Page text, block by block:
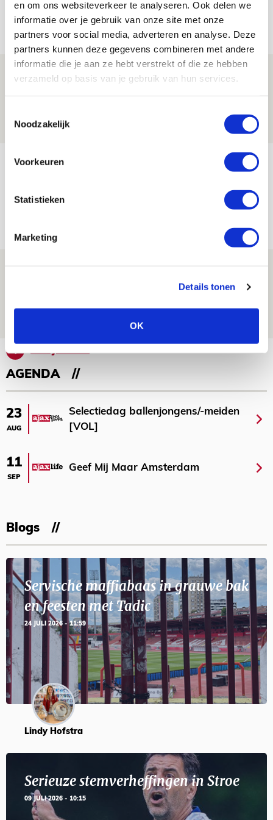
en om ons websiteverkeer te analyseren. Ook delen we
informatie over je gebruik van onze site met onze
partners voor social media, adverteren en analyse. Deze
partners kunnen deze gegevens combineren met andere
informatie die je aan ze hebt verstrekt of die ze hebben
verzameld op basis van je gebruik van hun services.
Noodzakelijk
Voorkeuren
Statistieken
Marketing
Details tonen
OK
Net binnen //
Brandt: ‘Ajax en Cruijff bleven door
NIEUWS
Míchel geeft blessure-update en
aanwinsten
Volop enthousiasme in fotoverslag van
Europees treffen met Shelbourne
AGENDA
23
AUG
Selectiedag ballenjongens/-meiden
[VOL]
11
SEP
Geef Mij Maar Amsterdam
Blogs
Servische maffiabaas in grauwe bak
en feesten met Tadic
24 JULI 2026 - 11:59
Lindy Hofstra
Serieuze stemverheffingen in Stroe
09 JULI 2026 - 10:15